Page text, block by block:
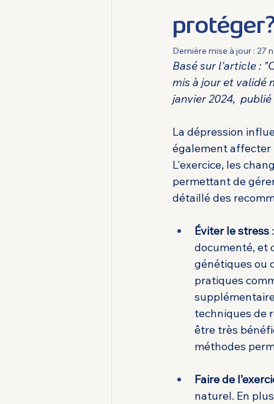
Dernière mise à jour : 27
Basé sur l'article :
mis à jour et validé
janvier 2024,
La dépression
également affecter
L'exercice, les
permettant de
détaillé des
Éviter le stress
documenté, et
génétiques ou
pratiques
techniques de
être très
méthodes
Faire de
naturel. En